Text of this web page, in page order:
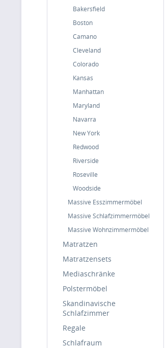
Bakersfield
Boston
Camano
Cleveland
Colorado
Kansas
Manhattan
Maryland
Navarra
New York
Redwood
Riverside
Roseville
Woodside
Massive Esszimmermöbel
Massive Schlafzimmermöbel
Massive Wohnzimmermöbel
Matratzen
Matratzensets
Mediaschränke
Polstermöbel
Skandinavische
Schlafzimmer
Regale
Schlafraum